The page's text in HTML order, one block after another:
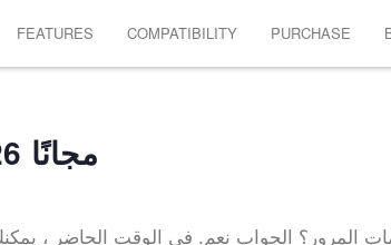
FEATURES COMPATIBILITY PURCHASE
كيفية اختراق حسابات Snapchat مجانًا 2026